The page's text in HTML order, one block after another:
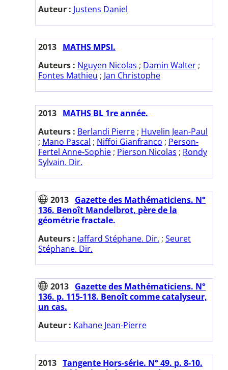
Auteur : Justens Daniel
2013 MATHS MPSI.
Auteurs : Nguyen Nicolas ; Damin Walter ;
Fontes Mathieu ; Jan Christophe
2013 MATHS BL 1re année.
Auteurs : Berlandi Pierre ; Huvelin Jean-Paul
; Mano Pascal ; Niffoi Gianfranco ; Person-
Fertel Anne-Sophie ; Pierson Nicolas ; Rondy
Sylvain. Dir.
2013 Gazette des Mathématiciens. N°
136. Benoît Mandelbrot, père de la
géométrie fractale.
Auteurs : Jaffard Stéphane. Dir. ; Seuret
Stéphane. Dir.
2013 Gazette des Mathématiciens. N°
136. p. 115-118. Benoît comme catalyseur,
un cas.
Auteur : Kahane Jean-Pierre
2013 Tangente Hors-série. N° 49. p. 8-10.